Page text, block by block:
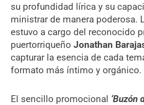
su profundidad lírica y su
ministrar de manera poderosa.
estuvo a cargo del reconocido
puertorriqueñoJonathan
capturar la esencia de cada
formato más íntimo y orgánico.
El sencillo promocional ‘Buzón